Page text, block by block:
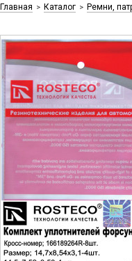
Главная > Каталог > Ремни,